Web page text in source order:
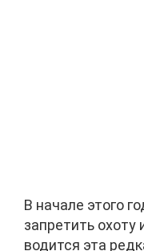
В начале этого
запретить
водится эта